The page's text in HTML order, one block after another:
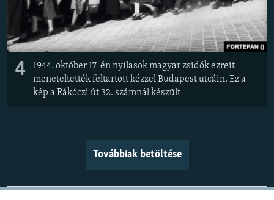
4
1944. október 17-én nyilasok magyar zsidók ezreit
meneteltették feltartott kézzel Budapest utcáin. Ez a
kép a Rákóczi út 32. számnál készült
Továbbiak betöltése